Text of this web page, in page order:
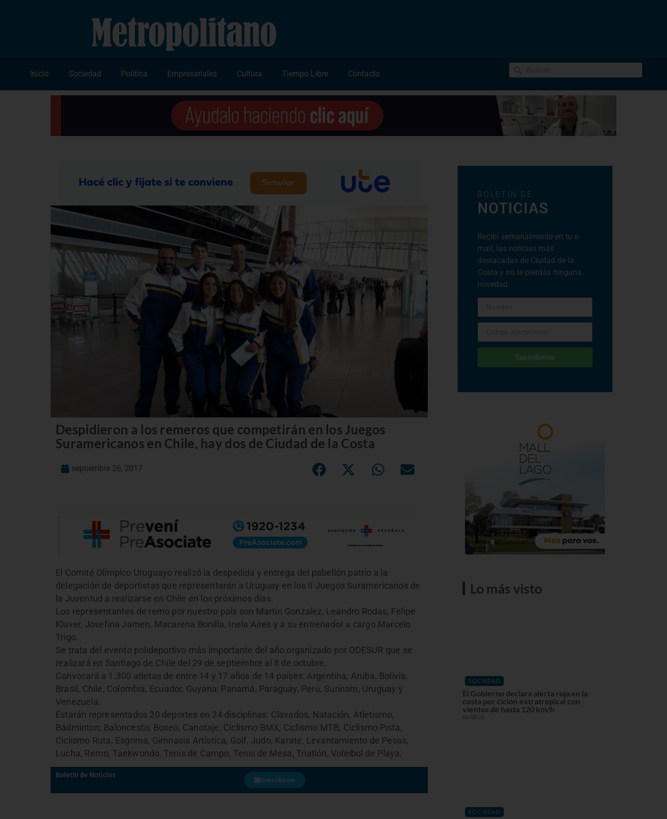
Inicio Sociedad Política Empresariales Cultura Tiempo Libre Contacto
Despidieron a los remeros que competirán en los Juegos
Suramericanos en Chile, hay dos de Ciudad de la Costa
septiembre 26, 2017
El Comité Olímpico Uruguayo realizó la despedida y entrega del pabellón patrio a la
delegación de deportistas que representarán a Uruguay en los II Juegos Suramericanos de
la Juventud a realizarse en Chile en los próximos días.
Los representantes de remo por nuestro país son Martin Gonzalez, Leandro Rodas, Felipe
Kluver, Josefina Jamen, Macarena Bonilla, Inela Aires y a su entrenador a cargo Marcelo
Trigo.
Se trata del evento polideportivo más importante del año organizado por ODESUR que se
realizará en Santiago de Chile del 29 de septiembre al 8 de octubre.
Convocará a 1.300 atletas de entre 14 y 17 años de 14 países: Argentina, Aruba, Bolivia,
Brasil, Chile, Colombia, Ecuador, Guyana, Panamá, Paraguay, Perú, Surinam, Uruguay y
Venezuela.
Estarán representados 20 deportes en 24 disciplinas: Clavados, Natación, Atletismo,
Bádminton, Baloncesto, Boxeo, Canotaje, Ciclismo BMX, Ciclismo MTB, Ciclismo Pista,
Ciclismo Ruta, Esgrima, Gimnasia Artística, Golf, Judo, Karate, Levantamiento de Pesas,
Lucha, Remo, Taekwondo, Tenis de Campo, Tenis de Mesa, Triatlón, Voleibol de Playa.
Boletín de Noticias
Suscribirme
BOLETÍN DE
NOTICIAS
Recibí semanalmente en tu e-
mail, las noticias más
destacadas de Ciudad de la
Costa y no te pierdas ninguna
novedad
Suscribirme
Lo más visto
SOCIEDAD
El Gobierno declara alerta roja en la
costa por ciclón extratropical con
vientos de hasta 120 km/h
06/08/26
SOCIEDAD